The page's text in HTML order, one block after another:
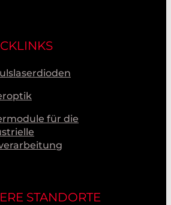
für die
STANDORTE